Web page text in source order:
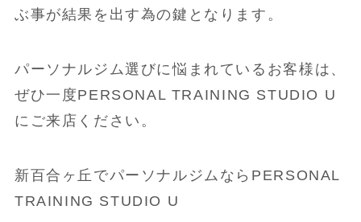
ぶ事が結果を出す為の鍵となります。
パーソナルジム選びに悩まれているお客様は、
ぜひ一度PERSONAL TRAINING STUDIO U
にご来店ください。
新百合ヶ丘でパーソナルジムならPERSONAL
TRAINING STUDIO U